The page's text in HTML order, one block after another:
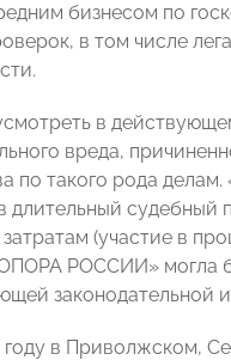
бизнесом по
в том числе
в
вреда,
по такого рода делам.
длительный судебный
(участие в
РОССИИ» могла
законодательной
в Приволжском,